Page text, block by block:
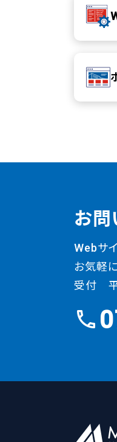
お問
Webサイ
お気軽
受付 平